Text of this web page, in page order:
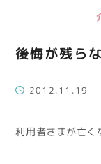
後悔が残ら
2012.11.19
利用者さまが亡く